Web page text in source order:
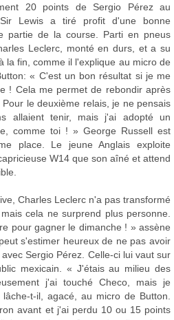
20 points de Sergio Pérez au
Lewis a tiré profit d'une bonne
partie de la course. Parti en pneus
Leclerc, monté en durs, et a su
la fin, comme il l'explique au micro de
« C'est un bon résultat si je me
! Cela me permet de rebondir après
le deuxième relais, je ne pensais
allaient tenir, mais j'ai adopté un
comme toi ! » George Russell est
place. Le jeune Anglais exploite
W14 que son aîné et attend
Charles Leclerc n'a pas transformé
cela ne surprend plus personne.
pour gagner le dimanche ! » assène
s'estimer heureux de ne pas avoir
Sergio Pérez. Celle-ci lui vaut sur
mexicain. « J'étais au milieu des
j'ai touché Checo, mais je
t-il, agacé, au micro de Button.
avant et j'ai perdu 10 ou 15 points